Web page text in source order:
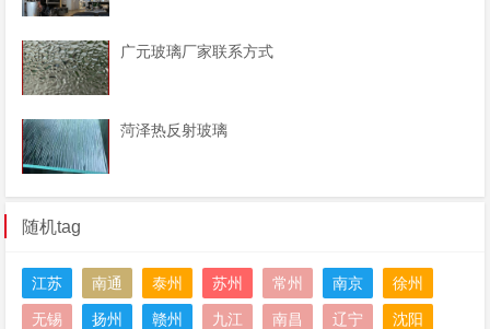
广元玻璃厂家联系方式
菏泽热反射玻璃
随机tag
江苏 南通 泰州 苏州 常州 南京 徐州
无锡 扬州 赣州 九江 南昌 辽宁 沈阳